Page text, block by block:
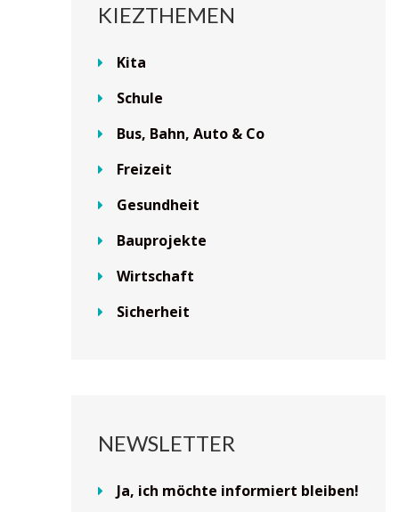
KIEZTHEMEN
Kita
Schule
Bus, Bahn, Auto & Co
Freizeit
Gesundheit
Bauprojekte
Wirtschaft
Sicherheit
NEWSLETTER
Ja, ich möchte informiert bleiben!